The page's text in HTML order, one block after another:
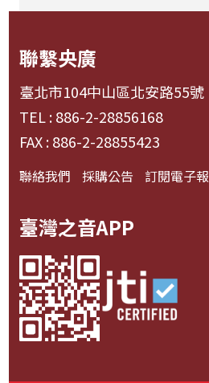
聯繫央廣
臺北市104中山區北安路55號
TEL : 886-2-28856168
FAX : 886-2-28855423
聯絡我們 採購公告 訂閱電子報
臺灣之音APP